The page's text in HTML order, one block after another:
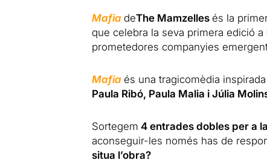
Mafia deThe Mamzelles és la
que celebra la seva primera edició a
prometedores companyies
Mafia és una tragicomèdia
Paula Ribó, Paula Malia i Júlia
Sortegem 4 entrades dobles per a
aconseguir-les només has de
situa l’obra?